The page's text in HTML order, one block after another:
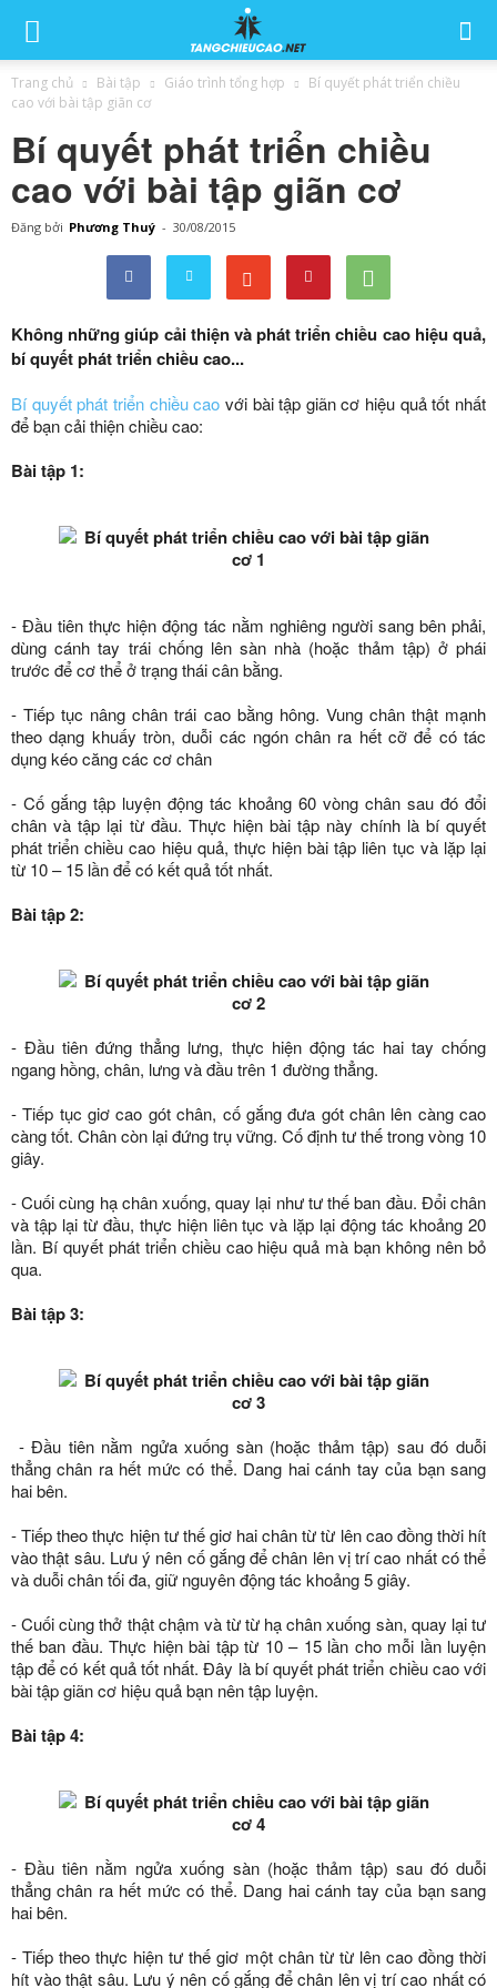
Trang chủ Bài tập Giáo trình tổng hợp
Bí quyết phát triển chiều
cao với bài tập giãn cơ
Bí quyết phát triển chiều
cao với bài tập giãn cơ
Đăng bởi Phương Thuý - 30/08/2015
Không những giúp cải thiện và phát triển chiều cao hiệu quả,
bí quyết phát triển chiều cao...
Bí quyết phát triển chiều cao với bài tập giãn cơ hiệu quả tốt nhất
để bạn cải thiện chiều cao:
Bài tập 1:
- Đầu tiên thực hiện động tác nằm nghiêng người sang bên phải,
dùng cánh tay trái chống lên sàn nhà (hoặc thảm tập) ở phái
trước để cơ thể ở trạng thái cân bằng.
- Tiếp tục nâng chân trái cao bằng hông. Vung chân thật mạnh
theo dạng khuấy tròn, duỗi các ngón chân ra hết cỡ để có tác
dụng kéo căng các cơ chân
- Cố gắng tập luyện động tác khoảng 60 vòng chân sau đó đổi
chân và tập lại từ đầu. Thực hiện bài tập này chính là bí quyết
phát triển chiều cao hiệu quả, thực hiện bài tập liên tục và lặp lại
từ 10 – 15 lần để có kết quả tốt nhất.
Bài tập 2:
- Đầu tiên đứng thẳng lưng, thực hiện động tác hai tay chống
ngang hồng, chân, lưng và đầu trên 1 đường thẳng.
- Tiếp tục giơ cao gót chân, cố gắng đưa gót chân lên càng cao
càng tốt. Chân còn lại đứng trụ vững. Cố định tư thế trong vòng 10
giây.
- Cuối cùng hạ chân xuống, quay lại như tư thế ban đầu. Đổi chân
và tập lại từ đầu, thực hiện liên tục và lặp lại động tác khoảng 20
lần. Bí quyết phát triển chiều cao hiệu quả mà bạn không nên bỏ
qua.
Bài tập 3:
- Đầu tiên nằm ngửa xuống sàn (hoặc thảm tập) sau đó duỗi
thẳng chân ra hết mức có thể. Dang hai cánh tay của bạn sang
hai bên.
- Tiếp theo thực hiện tư thế giơ hai chân từ từ lên cao đồng thời hít
vào thật sâu. Lưu ý nên cố gắng để chân lên vị trí cao nhất có thể
và duỗi chân tối đa, giữ nguyên động tác khoảng 5 giây.
- Cuối cùng thở thật chậm và từ từ hạ chân xuống sàn, quay lại tư
thế ban đầu. Thực hiện bài tập từ 10 – 15 lần cho mỗi lần luyện
tập để có kết quả tốt nhất. Đây là bí quyết phát triển chiều cao với
bài tập giãn cơ hiệu quả bạn nên tập luyện.
Bài tập 4:
- Đầu tiên nằm ngửa xuống sàn (hoặc thảm tập) sau đó duỗi
thẳng chân ra hết mức có thể. Dang hai cánh tay của bạn sang
hai bên.
- Tiếp theo thực hiện tư thế giơ một chân từ từ lên cao đồng thời
hít vào thật sâu. Lưu ý nên cố gắng để chân lên vị trí cao nhất có